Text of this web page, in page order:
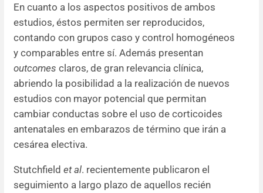
En cuanto a los aspectos positivos de ambos
estudios, éstos permiten ser reproducidos,
contando con grupos caso y control homogéneos
y comparables entre sí. Además presentan
outcomes claros, de gran relevancia clínica,
abriendo la posibilidad a la realización de nuevos
estudios con mayor potencial que permitan
cambiar conductas sobre el uso de corticoides
antenatales en embarazos de término que irán a
cesárea electiva.
Stutchfield et al. recientemente publicaron el
seguimiento a largo plazo de aquellos recién